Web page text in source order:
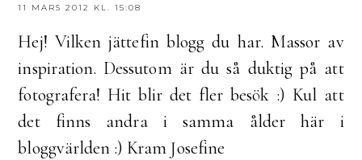
11 MARS 2012 KL. 15:08
Hej! Vilken jättefin blogg du har. Massor av
inspiration. Dessutom är du så duktig på att
fotografera! Hit blir det fler besök :) Kul att
det finns andra i samma ålder här i
bloggvärlden :) Kram Josefine